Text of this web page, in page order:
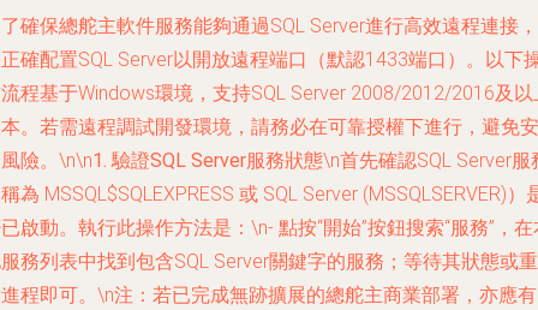
確保總舵主軟件服務能夠通過SQL Server進行高效遠程連接，
確配置SQL Server以開放遠程端口（默認1433端口）。以下
程基于Windows環境，支持SQL Server 2008/2012/2016及以
。若需遠程調試開發環境，請務必在可靠授權下進行，避免安
險。\n\n1. 驗證SQL Server服務狀態\n首先確認SQL Server服
為 MSSQL$SQLEXPRESS 或 SQL Server (MSSQLSERVER)）
啟動。執行此操作方法是：\n- 點按“開始”按鈕搜索“服務”，在
務列表中找到包含SQL Server關鍵字的服務；等待其狀態或重
程即可。\n注：若已完成無跡擴展的總舵主商業部署，亦應有